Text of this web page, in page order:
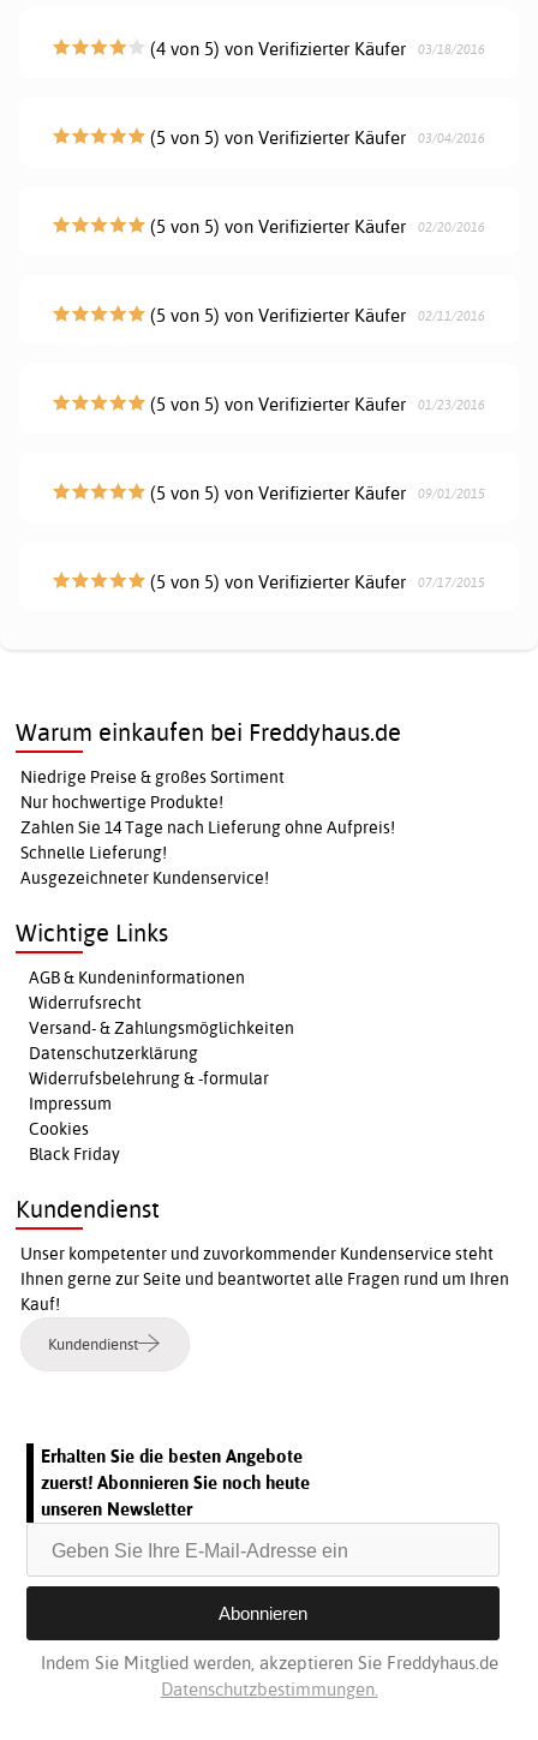
(4 von 5) von Verifizierter Käufer 03/18/2016
(5 von 5) von Verifizierter Käufer 03/04/2016
(5 von 5) von Verifizierter Käufer 02/20/2016
(5 von 5) von Verifizierter Käufer 02/11/2016
(5 von 5) von Verifizierter Käufer 01/23/2016
(5 von 5) von Verifizierter Käufer 09/01/2015
(5 von 5) von Verifizierter Käufer 07/17/2015
Warum einkaufen bei Freddyhaus.de
Niedrige Preise & großes Sortiment
Nur hochwertige Produkte!
Zahlen Sie 14 Tage nach Lieferung ohne Aufpreis!
Schnelle Lieferung!
Ausgezeichneter Kundenservice!
Wichtige Links
AGB & Kundeninformationen
Widerrufsrecht
Versand- & Zahlungsmöglichkeiten
Datenschutzerklärung
Widerrufsbelehrung & -formular
Impressum
Cookies
Black Friday
Kundendienst
Unser kompetenter und zuvorkommender Kundenservice steht
Ihnen gerne zur Seite und beantwortet alle Fragen rund um Ihren
Kauf!
Kundendienst
Erhalten Sie die besten Angebote
zuerst! Abonnieren Sie noch heute
unseren Newsletter
Indem Sie Mitglied werden, akzeptieren Sie Freddyhaus.de
Datenschutzbestimmungen.